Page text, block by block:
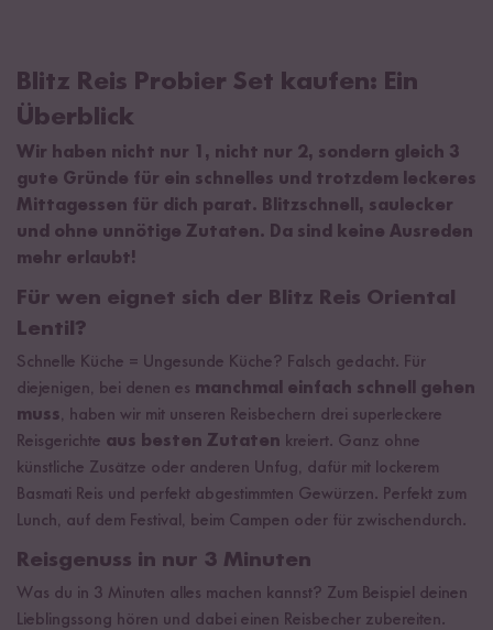
Blitz Reis Probier Set kaufen: Ein
Überblick
Wir haben nicht nur 1, nicht nur 2, sondern gleich 3
gute Gründe für ein schnelles und trotzdem leckeres
Mittagessen für dich parat. Blitzschnell, saulecker
und ohne unnötige Zutaten. Da sind keine Ausreden
mehr erlaubt!
Für wen eignet sich der Blitz Reis Oriental
Lentil?
Schnelle Küche = Ungesunde Küche? Falsch gedacht. Für
diejenigen, bei denen es manchmal einfach schnell gehen
muss, haben wir mit unseren Reisbechern drei superleckere
Reisgerichte aus besten Zutaten kreiert. Ganz ohne
künstliche Zusätze oder anderen Unfug, dafür mit lockerem
Basmati Reis und perfekt abgestimmten Gewürzen. Perfekt zum
Lunch, auf dem Festival, beim Campen oder für zwischendurch.
Reisgenuss in nur 3 Minuten
Was du in 3 Minuten alles machen kannst? Zum Beispiel deinen
Lieblingssong hören und dabei einen Reisbecher zubereiten.